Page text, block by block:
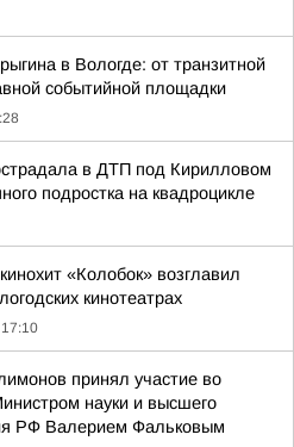
в Вологде: от транзитной
событийной площадки
в ДТП под Кирилловом
подростка на квадроцикле
«Колобок» возглавил
кинотеатрах
принял участие во
науки и высшего
РФ Валерием Фальковым